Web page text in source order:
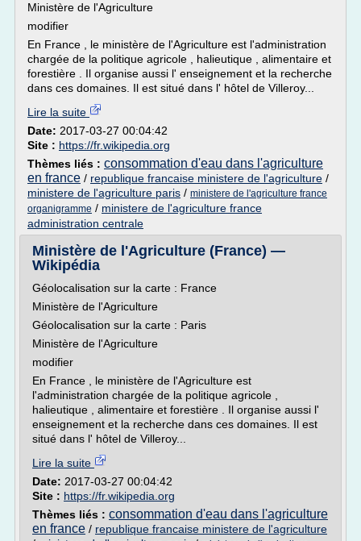
Ministère de l'Agriculture
modifier
En France , le ministère de l'Agriculture est l'administration
chargée de la politique agricole , halieutique , alimentaire et
forestière . Il organise aussi l' enseignement et la recherche
dans ces domaines. Il est situé dans l' hôtel de Villeroy...
Lire la suite
Date: 2017-03-27 00:04:42
Site : https://fr.wikipedia.org
Thèmes liés : consommation d'eau dans l'agriculture
en france / republique francaise ministere de l'agriculture /
ministere de l'agriculture paris / ministere de l'agriculture france
organigramme / ministere de l'agriculture france
administration centrale
Ministère de l'Agriculture (France) —
Wikipédia
Géolocalisation sur la carte : France
Ministère de l'Agriculture
Géolocalisation sur la carte : Paris
Ministère de l'Agriculture
modifier
En France , le ministère de l'Agriculture est
l'administration chargée de la politique agricole ,
halieutique , alimentaire et forestière . Il organise aussi l'
enseignement et la recherche dans ces domaines. Il est
situé dans l' hôtel de Villeroy...
Lire la suite
Date: 2017-03-27 00:04:42
Site : https://fr.wikipedia.org
Thèmes liés : consommation d'eau dans l'agriculture
en france / republique francaise ministere de l'agriculture